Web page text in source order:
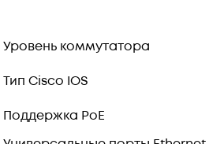
Уровень коммутатора
Тип Cisco IOS
Поддержка PoE